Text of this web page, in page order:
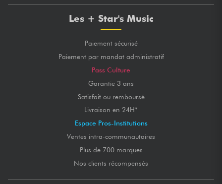
Les + Star's Music
Paiement sécurisé
Paiement par mandat administratif
Pass Culture
Garantie 3 ans
Satisfait ou remboursé
Livraison en 24H*
Espace Pros-Institutions
Ventes intra-communautaires
Plus de 700 marques
Nos clients récompensés